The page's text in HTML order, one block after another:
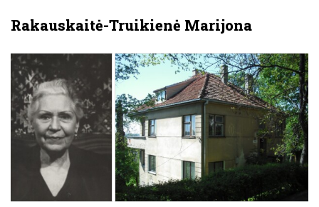
Rakauskaitė-Truikienė Marijona